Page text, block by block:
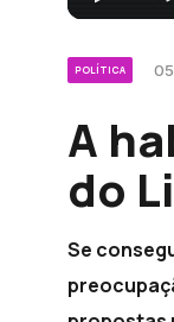
POLÍTICA
A
do
Se